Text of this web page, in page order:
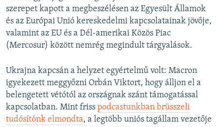
szerepet kapott a megbeszélésen az Egyesült Államok
és az Európai Unió kereskedelmi kapcsolatainak jövője,
valamint az EU és a Dél-amerikai Közös Piac
(Mercosur) között nemrég megindult tárgyalások.
Ukrajna kapcsán a helyzet egyértelmű volt: Macron
igyekezett meggyőzni Orbán Viktort, hogy álljon el a
belengetett vétótól az országnak szánt támogatással
kapcsolatban. Mint friss podcastunkban brüsszeli
tudósítónk elmondta, a legtöbb uniós tagállam vezetője